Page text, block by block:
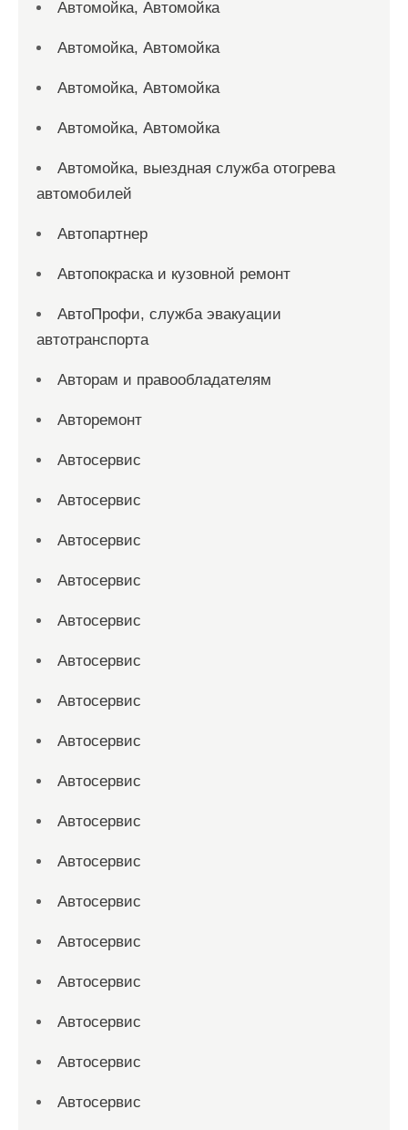
Автомойка, Автомойка
Автомойка, Автомойка
Автомойка, Автомойка
Автомойка, Автомойка
Автомойка, выездная служба отогрева
автомобилей
Автопартнер
Автопокраска и кузовной ремонт
АвтоПрофи, служба эвакуации
автотранспорта
Авторам и правообладателям
Авторемонт
Автосервис
Автосервис
Автосервис
Автосервис
Автосервис
Автосервис
Автосервис
Автосервис
Автосервис
Автосервис
Автосервис
Автосервис
Автосервис
Автосервис
Автосервис
Автосервис
Автосервис